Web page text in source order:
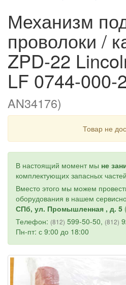
Механизм
проволоки /
ZPD-22
LF 0744-000-
AN34176)
Товар не
В настоящий момент мы не
комплектующих запасных
Вместо этого мы можем
оборудования в нашем
СПб, ул. Промышленная , д. 5
Телефон: (812) 599-50-50, (812)
Пн-пт: с 9:00 до 18:00